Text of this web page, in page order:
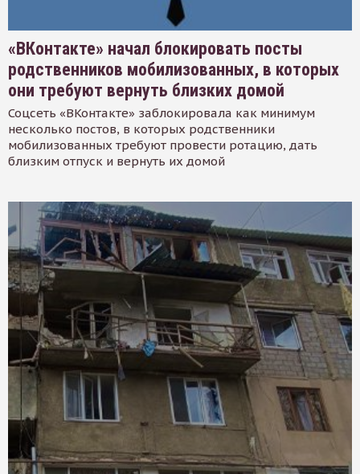
«ВКонтакте» начал блокировать посты
родственников мобилизованных, в которых
они требуют вернуть близких домой
Соцсеть «ВКонтакте» заблокировала как минимум
несколько постов, в которых родственники
мобилизованных требуют провести ротацию, дать
близким отпуск и вернуть их домой